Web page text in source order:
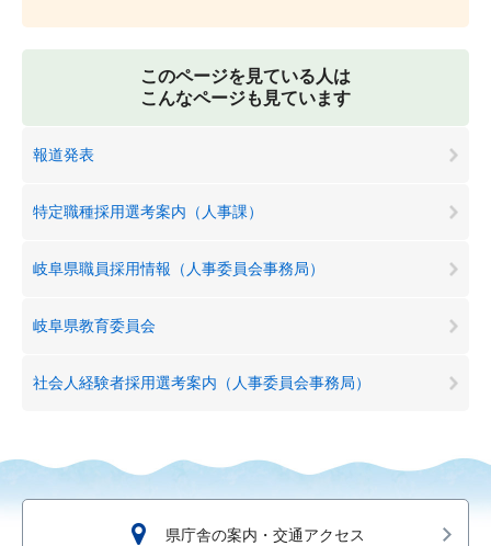
このページを見ている人は
こんなページも見ています
報道発表
特定職種採用選考案内（人事課）
岐阜県職員採用情報（人事委員会事務局）
岐阜県教育委員会
社会人経験者採用選考案内（人事委員会事務局）
県庁舎の案内・交通アクセス